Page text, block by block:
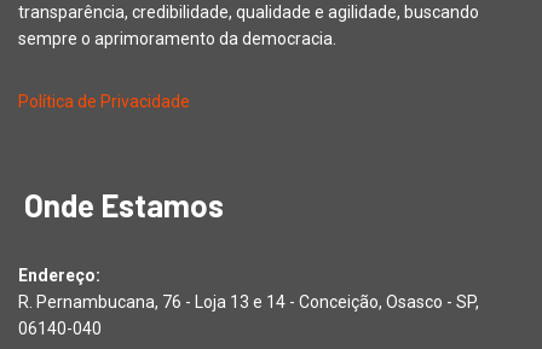
transparência, credibilidade, qualidade e agilidade, buscando
sempre o aprimoramento da democracia.
Política de Privacidade
Onde Estamos
Endereço:
R. Pernambucana, 76 - Loja 13 e 14 - Conceição, Osasco - SP,
06140-040